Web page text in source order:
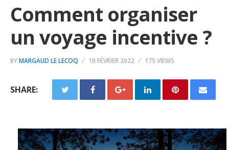
Comment organiser
un voyage incentive ?
BYMARGAUD LE LECOQ 10 FÉVRIER 2022 175 VIEWS
SHARE: